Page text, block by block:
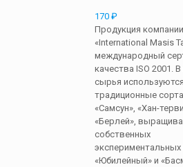
170 ₽
Продукция компании
«International Masis
международный
качества ISO 2001.
сырья используются
традиционные
«Самсун», «Хан-
«Берлей»,
собственных
экспериментальных
«Юбилейный» и